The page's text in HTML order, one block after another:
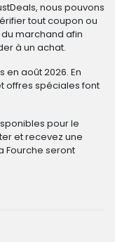
nous pouvons
tout coupon ou
marchand afin
à un achat.
en août 2026. En
offres spéciales font
pour le
et recevez une
Fourche seront